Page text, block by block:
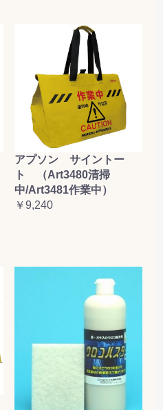
アプソン サイントー
ト （Art3480清掃
中/Art3481作業中）
￥9,240